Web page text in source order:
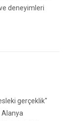
deneyimleri
gerçeklik"
Alanya